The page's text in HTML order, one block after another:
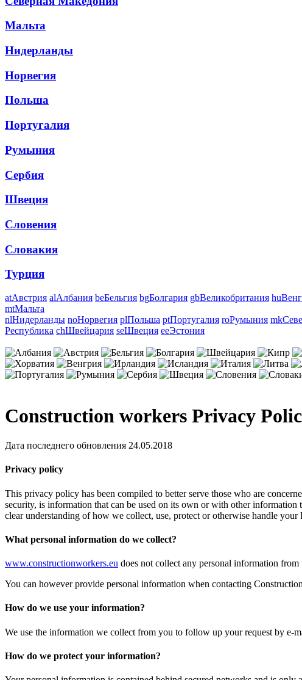
Мальта
Нидерланды
Норвегия
Польша
Португалия
Румыния
Сербия
Швеция
Словения
Словакия
Турция
atАвстрия alАлбания beБельгия bgБолгария gbВеликобритания hu
mtМальта
nlНидерланды noНорвегия plПольша ptПортугалия roРумыния mk
Республика chШвейцария seШвеция eeЭстония
Construction workers Privacy
Дата последнего обновления 24.05.2018
Privacy policy
This privacy policy has been compiled to better serve those who are
security, is information that can be used on its own or with other
clear understanding of how we collect, use, protect or otherwise handle
What personal information do we collect?
www.constructionworkers.eu does not collect any personal information
You can however provide personal information when contacting
How do we use your information?
We use the information we collect from you to follow up your request by e-
How do we protect your information?